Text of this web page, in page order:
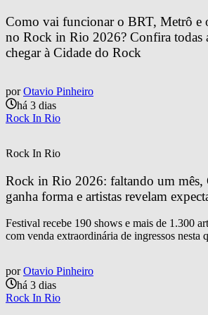
Como vai funcionar o BRT, Metrô e
no Rock in Rio 2026? Confira todas
chegar à Cidade do Rock
por Otavio Pinheiro
há 3 dias
Rock In Rio
Rock In Rio
Rock in Rio 2026: faltando um mês,
ganha forma e artistas revelam
Festival recebe 190 shows e mais de 1.300
com venda extraordinária de ingressos nesta
por Otavio Pinheiro
há 3 dias
Rock In Rio